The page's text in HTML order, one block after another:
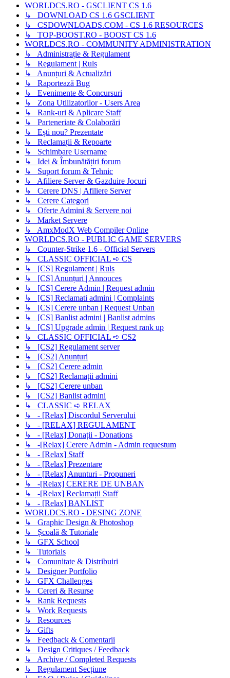
WORLDCS.RO - GSCLIENT CS 1.6
↳ DOWNLOAD CS 1.6 GSCLIENT
↳ CSDOWNLOADS.COM - CS 1.6 RESOURCES
↳ TOP-BOOST.RO - BOOST CS 1.6
WORLDCS.RO - COMMUNITY ADMINISTRATION
↳ Administrație & Regulament
↳ Regulament | Ruls
↳ Anunțuri & Actualizări
↳ Raportează Bug
↳ Evenimente & Concursuri
↳ Zona Utilizatorilor - Users Area
↳ Rank-uri & Aplicare Staff
↳ Parteneriate & Colaborări
↳ Ești nou? Prezentate
↳ Reclamații & Repoarte
↳ Schimbare Username
↳ Idei & Îmbunătățiri forum
↳ Suport forum & Tehnic
↳ Afiliere Server & Gazduire Jocuri
↳ Cerere DNS | Afiliere Server
↳ Cerere Categori
↳ Oferte Admini & Servere noi
↳ Market Servere
↳ AmxModX Web Compiler Online
WORLDCS.RO - PUBLIC GAME SERVERS
↳ Counter-Strike 1.6 - Official Servers
↳ CLASSIC OFFICIAL ➪ CS
↳ [CS] Regulament | Ruls
↳ [CS] Anunțuri | Annouces
↳ [CS] Cerere Admin | Request admin
↳ [CS] Reclamati admini | Complaints
↳ [CS] Cerere unban | Request Unban
↳ [CS] Banlist admini | Banlist admins
↳ [CS] Upgrade admin | Request rank up
↳ CLASSIC OFFICIAL ➪ CS2
↳ [CS2] Regulament server
↳ [CS2] Anunțuri
↳ [CS2] Cerere admin
↳ [CS2] Reclamații admini
↳ [CS2] Cerere unban
↳ [CS2] Banlist admini
↳ CLASSIC ➪ RELAX
↳ - [Relax] Discordul Serverului
↳ - [RELAX] REGULAMENT
↳ - [Relax] Donații - Donations
↳ -[Relax] Cerere Admin - Admin requestum
↳ - [Relax] Staff
↳ - [Relax] Prezentare
↳ - [Relax] Anunturi - Propuneri
↳ -[Relax] CERERE DE UNBAN
↳ -[Relax] Reclamații Staff
↳ - [Relax] BANLIST
WORLDCS.RO - DESING ZONE
↳ Graphic Design & Photoshop
↳ Școală & Tutoriale
↳ GFX School
↳ Tutorials
↳ Comunitate & Distribuiri
↳ Designer Portfolio
↳ GFX Challenges
↳ Cereri & Resurse
↳ Rank Requests
↳ Work Requests
↳ Resources
↳ Gifts
↳ Feedback & Comentarii
↳ Design Critiques / Feedback
↳ Archive / Completed Requests
↳ Regulament Secțiune